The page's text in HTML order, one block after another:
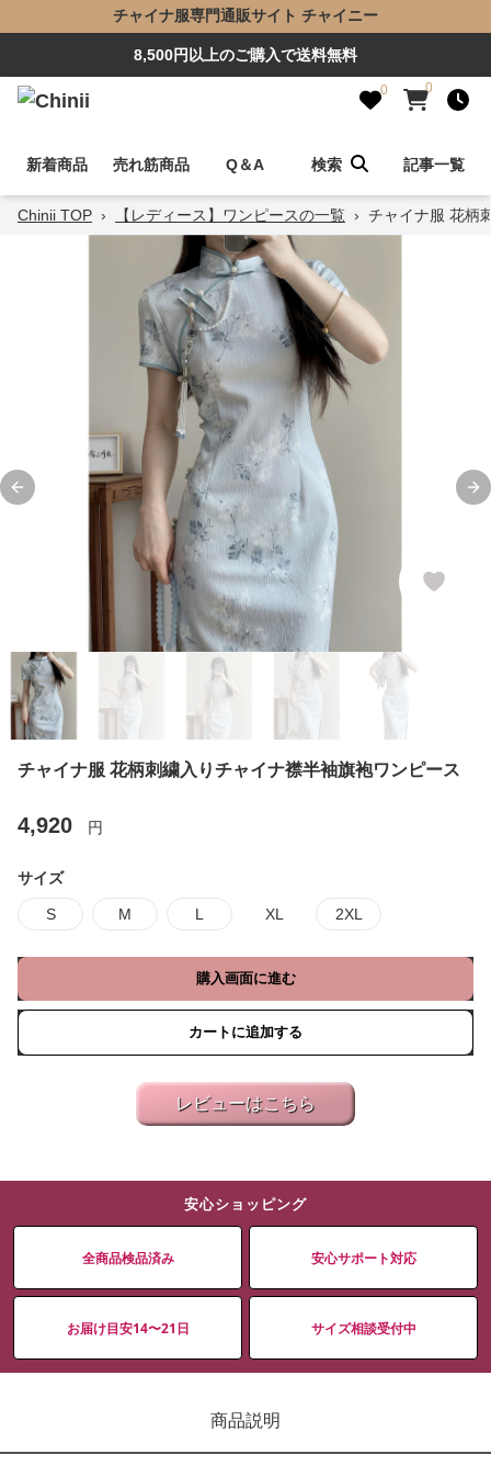
チャイナ服専門通販サイト チャイニー
8,500円以上のご購入で送料無料
0 0
新着商品 売れ筋商品 Q＆A 検索 記事一覧
Chinii TOP › 【レディース】ワンピースの一覧 › チャイナ服 花柄
Previous slide
チャイナ服 花柄刺繍入りチャイナ襟半袖旗袍ワンピース
4,920 円
サイズ
S M L XL 2XL
購入画面に進む
カートに追加する
レビューはこちら
安心ショッピング
全商品検品済み 安心サポート対応
お届け目安14〜21日 サイズ相談受付中
商品説明